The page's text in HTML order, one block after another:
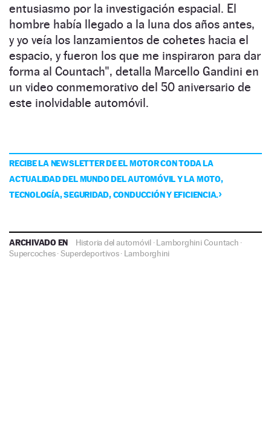
entusiasmo por la investigación espacial. El
hombre había llegado a la luna dos años antes,
y yo veía los lanzamientos de cohetes hacia el
espacio, y fueron los que me inspiraron para dar
forma al Countach", detalla Marcello Gandini en
un video conmemorativo del 50 aniversario de
este inolvidable automóvil.
RECIBE LA NEWSLETTER DE EL MOTOR CON TODA LA
ACTUALIDAD DEL MUNDO DEL AUTOMÓVIL Y LA MOTO,
TECNOLOGÍA, SEGURIDAD, CONDUCCIÓN Y EFICIENCIA.
ARCHIVADO EN Historia del automóvil·Lamborghini Countach ·
Supercoches·Superdeportivos· Lamborghini